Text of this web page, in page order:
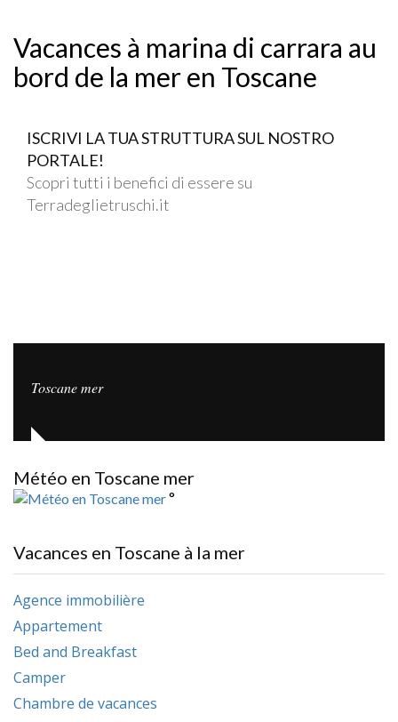
Vacances à marina di carrara au
bord de la mer en Toscane
ISCRIVI LA TUA STRUTTURA SUL NOSTRO
PORTALE!
Scopri tutti i benefici di essere su
Terradeglietruschi.it
Toscane mer
Météo en Toscane mer
°
Vacances en Toscane à la mer
Agence immobilière
Appartement
Bed and Breakfast
Camper
Chambre de vacances